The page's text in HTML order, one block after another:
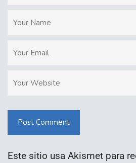
Post Comment
Este sitio usa Akismet para